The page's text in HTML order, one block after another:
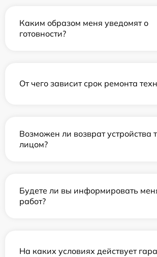
Каким образом меня уведомят о
готовности?
От чего зависит срок ремонта
Возможен ли возврат устройства
лицом?
Будете ли вы информировать
работ?
На каких условиях действует